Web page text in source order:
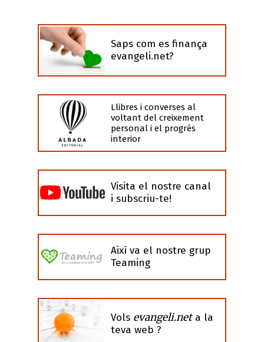
Saps com es finança
evangeli.net?
Llibres i converses al
voltant del creixement
personal i el progrés
interior
Visita el nostre canal
i subscriu-te!
Així va el nostre grup
Teaming
Vols evangeli.neta la
teva web ?